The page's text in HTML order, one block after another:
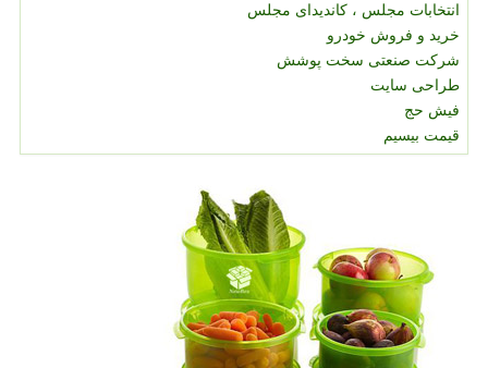
انتخابات مجلس ، کاندیدای مجلس
خرید و فروش خودرو
شرکت صنعتی سخت پوشش
طراحی سایت
فیش حج
قیمت بیسیم